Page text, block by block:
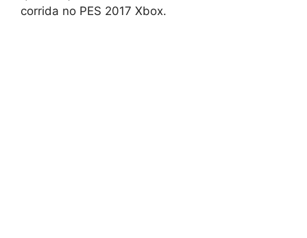
corrida no PES 2017 Xbox.